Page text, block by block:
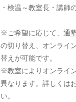
・検温～教室長・講師
※ご希望に応じて、通
の切り替え、オンライ
替えが可能です。
※教室によりオンライ
異なります。詳しくは
い。